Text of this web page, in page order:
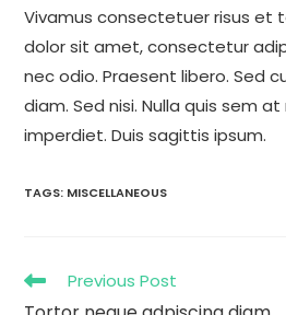
Vivamus consectetuer risus et
dolor sit amet, consectetur
nec odio. Praesent libero. Sed
diam. Sed nisi. Nulla quis sem
imperdiet. Duis sagittis ipsum.
TAGS: MISCELLANEOUS
Previous Post